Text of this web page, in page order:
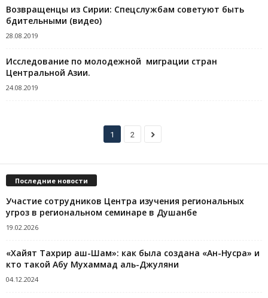
Возвращенцы из Сирии: Спецслужбам советуют быть
бдительными (видео)
28.08.2019
Исследование по молодежной миграции стран
Центральной Азии.
24.08.2019
1 2
Последние новости
Участие сотрудников Центра изучения региональных
угроз в региональном семинаре в Душанбе
19.02.2026
«Хайят Тахрир аш-Шам»: как была создана «Ан-Нусра» и
кто такой Абу Мухаммад аль-Джуляни
04.12.2024